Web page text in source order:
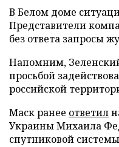
В Белом доме
Представители
без ответа запросы
Напомним,
просьбой
российской
Маск ранее ответил
Украины Михаила
спутниковой